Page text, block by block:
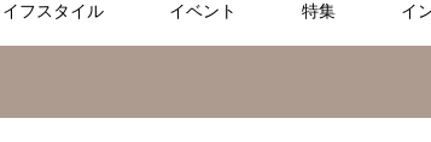
イフスタイル イベント 特集 イ